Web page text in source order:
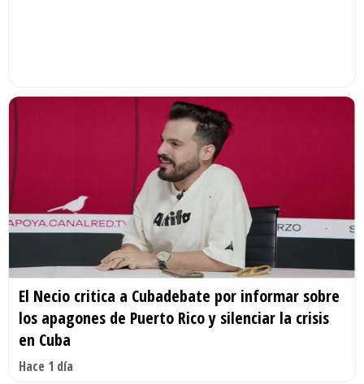
El Necio critica a Cubadebate por informar sobre
los apagones de Puerto Rico y silenciar la crisis
en Cuba
Hace 1 día